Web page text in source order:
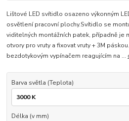
Lištové LED svítidlo osazeno výkonným
osvětlení pracovní plochy.Svítidlo se
viditelných montážních patek, případně je
otvory pro vruty a fixovat vruty + 3M
bezdotykovým vypínačem reagujícím na ...
Barva světla (Teplota)
Délka (v mm)